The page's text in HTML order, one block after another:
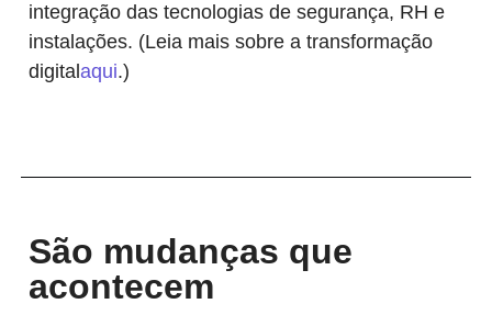
integração das tecnologias de segurança, RH e
instalações. (Leia mais sobre a transformação
digital aqui.)
São mudanças que
acontecem